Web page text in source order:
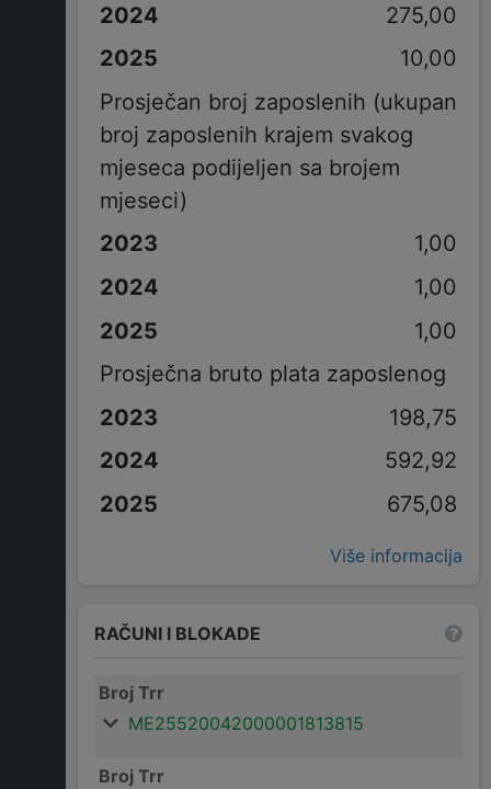
275,00
10,00
Prosječan broj zaposlenih (ukupan
broj zaposlenih krajem svakog
mjeseca podijeljen sa brojem
mjeseci)
1,00
1,00
1,00
Prosječna bruto plata zaposlenog
198,75
592,92
675,08
Više informacija
RAČUNI I BLOKADE
Broj Trr
ME25520042000001813815
Broj Trr